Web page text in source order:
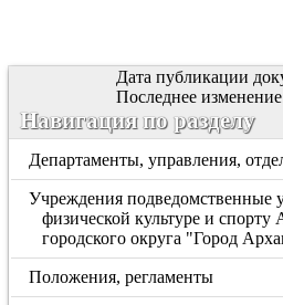
Дата публикации
Последнее
Навигация по разделу
Департаменты, управления,
Учреждения подведомственные
физической культуре и
городского округа "Город
Положения, регламенты